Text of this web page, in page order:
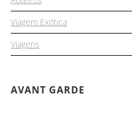
Viagem Exótica
Viagens
AVANT GARDE